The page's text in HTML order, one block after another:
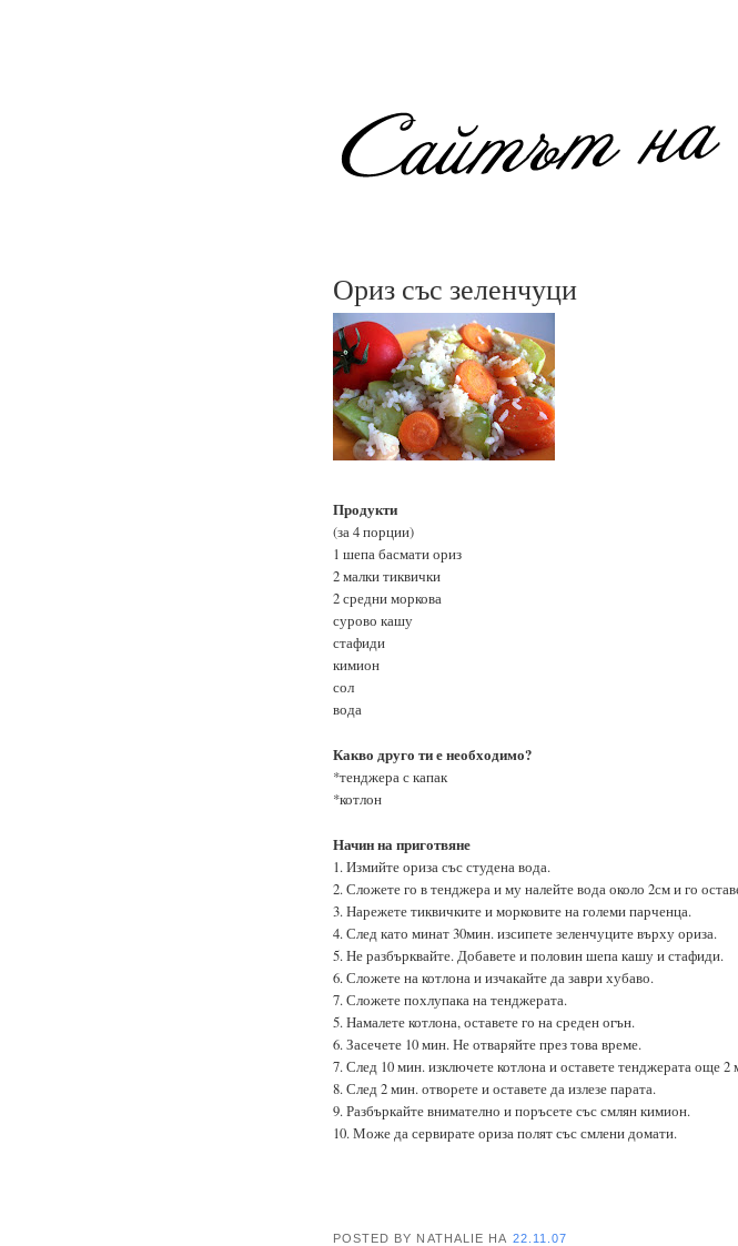
Ориз със зеленчуци
Продукти
(за 4 порции)
1 шепа басмати ориз
2 малки тиквички
2 средни моркова
сурово кашу
стафиди
кимион
сол
вода
Какво друго ти е необходимо?
*тенджера с капак
*котлон
Начин на приготвяне
1. Измийте ориза със студена вода.
2. Сложете го в тенджера и му налейте вода около 2см и го
3. Нарежете тиквичките и морковите на големи парченца.
4. След като минат 30мин. изсипете зеленчуците върху ориза.
5. Не разбърквайте. Добавете и половин шепа кашу и стафиди.
6. Сложете на котлона и изчакайте да заври хубаво.
7. Сложете похлупака на тенджерата.
5. Намалете котлона, оставете го на среден огън.
6. Засечете 10 мин. Не отваряйте през това време.
7. След 10 мин. изключете котлона и оставете тенджерата още 2
8. След 2 мин. отворете и оставете да излезе парата.
9. Разбъркайте внимателно и поръсете със смлян кимион.
10. Може да сервирате ориза полят със смлени домати.
POSTED BY NATHALIE НА 22.11.07